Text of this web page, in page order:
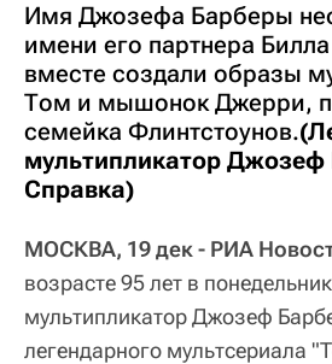
Имя Джозефа Барберы
имени его партнера
вместе создали образы
Том и мышонок Джерри,
семейка Флинтстоунов.
мультипликатор Джозеф
Справка)
МОСКВА, 19 дек - РИА
возрасте 95 лет в
мультипликатор Джозеф
легендарного мультсериала